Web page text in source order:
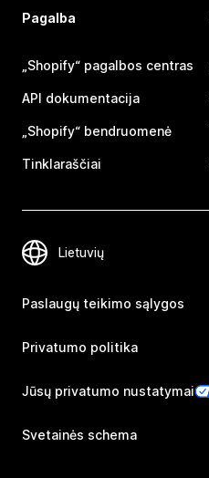
Pagalba
„Shopify“ pagalbos centras
API dokumentacija
„Shopify“ bendruomenė
Tinklaraščiai
Paslaugų teikimo sąlygos
Privatumo politika
Jūsų privatumo nustatymai
Svetainės schema